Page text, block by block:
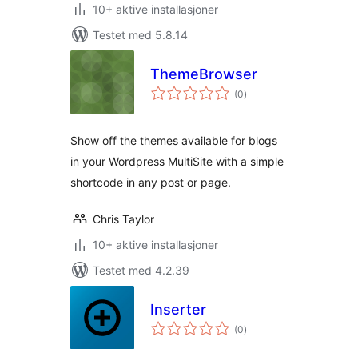
10+ aktive installasjoner
Testet med 5.8.14
ThemeBrowser
(0totale
vurderinger
)
Show off the themes available for blogs
in your Wordpress MultiSite with a simple
shortcode in any post or page.
Chris Taylor
10+ aktive installasjoner
Testet med 4.2.39
Inserter
(0totale
vurderinger
)